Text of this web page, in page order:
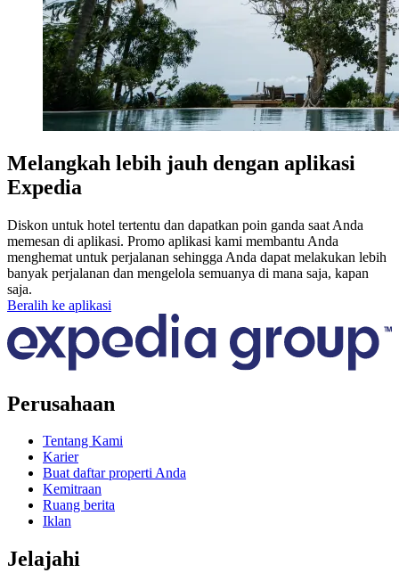
Melangkah lebih jauh dengan aplikasi
Expedia
Diskon untuk hotel tertentu dan dapatkan poin ganda saat Anda
memesan di aplikasi. Promo aplikasi kami membantu Anda
menghemat untuk perjalanan sehingga Anda dapat melakukan lebih
banyak perjalanan dan mengelola semuanya di mana saja, kapan
saja.
Beralih ke aplikasi
Perusahaan
Tentang Kami
Karier
Buat daftar properti Anda
Kemitraan
Ruang berita
Iklan
Jelajahi